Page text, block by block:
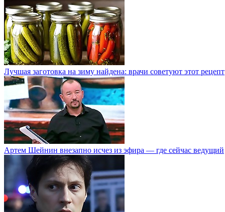
Лучшая заготовка на зиму найдена: врачи советуют этот рецепт
Артем Шейнин внезапно исчез из эфира — где сейчас ведущий